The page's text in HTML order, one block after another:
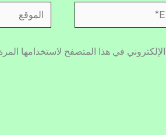
الموقع
في هذا المتصفح لاستخدامها